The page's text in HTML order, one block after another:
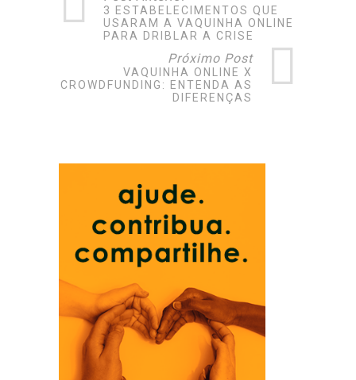
3 ESTABELECIMENTOS QUE
USARAM A VAQUINHA ONLINE
PARA DRIBLAR A CRISE
Próximo Post
VAQUINHA ONLINE X
CROWDFUNDING: ENTENDA AS
DIFERENÇAS